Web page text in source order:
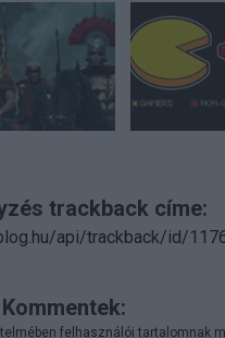
trackback címe:
api/trackback/id/
Kommentek:
felhasználói tartalomnak